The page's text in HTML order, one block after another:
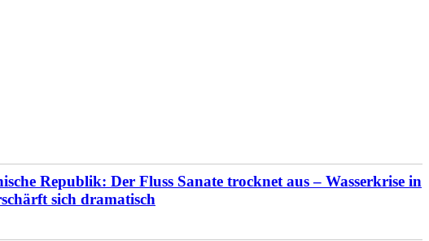
Republik: Der Fluss Sanate trocknet aus – Wasserkrise in
sich dramatisch